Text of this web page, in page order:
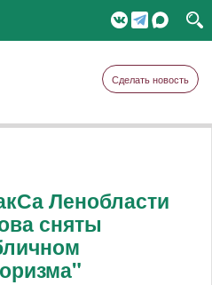
Сделать новость
Ленобласти
сняты